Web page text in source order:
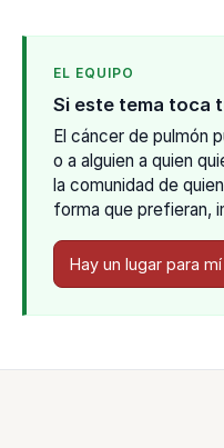
EL EQUIPO
Si este tema toca
El cáncer de pulmón
o a alguien a quien
la comunidad de
forma que prefieran,
Hay un lugar para mí